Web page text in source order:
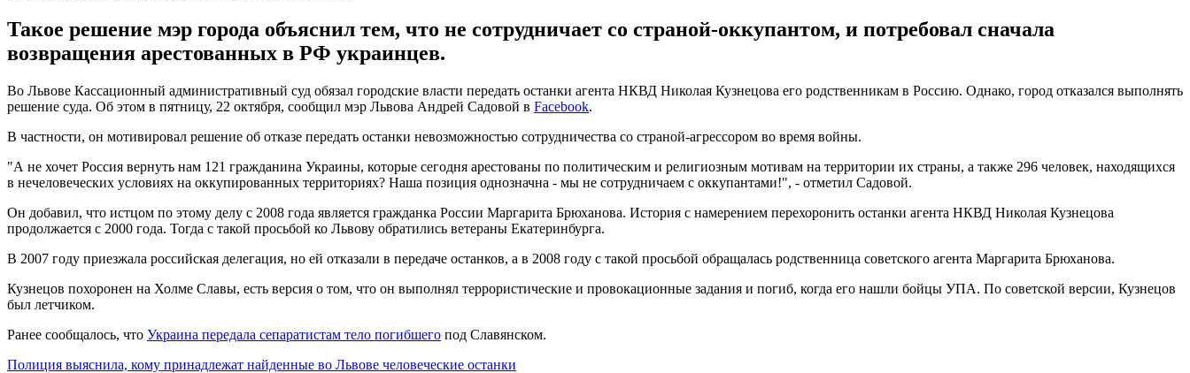
Такое решение мэр города объяснил тем, что не сотрудничает со страной-оккупантом, и потребовал сначала
возвращения арестованных в РФ украинцев.
Во Львове Кассационный административный суд обязал городские власти передать останки агента НКВД Николая Кузнецова его родственникам в Россию. Однако, город отказался выполнять
решение суда. Об этом в пятницу, 22 октября, сообщил мэр Львова Андрей Садовой в Facebook.
В частности, он мотивировал решение об отказе передать останки невозможностью сотрудничества со страной-агрессором во время войны.
"А не хочет Россия вернуть нам 121 гражданина Украины, которые сегодня арестованы по политическим и религиозным мотивам на территории их страны, а также 296 человек, находящихся
в нечеловеческих условиях на оккупированных территориях? Наша позиция однозначна - мы не сотрудничаем с оккупантами!", - отметил Садовой.
Он добавил, что истцом по этому делу с 2008 года является гражданка России Маргарита Брюханова. История с намерением перехоронить останки агента НКВД Николая Кузнецова
продолжается с 2000 года. Тогда с такой просьбой ко Львову обратились ветераны Екатеринбурга.
В 2007 году приезжала российская делегация, но ей отказали в передаче останков, а в 2008 году с такой просьбой обращалась родственница советского агента Маргарита Брюханова.
Кузнецов похоронен на Холме Славы, есть версия о том, что он выполнял террористические и провокационные задания и погиб, когда его нашли бойцы УПА. По советской версии, Кузнецов
был летчиком.
Ранее сообщалось, что Украина передала сепаратистам тело погибшего под Славянском.
Полиция выяснила, кому принадлежат найденные во Львове человеческие останки